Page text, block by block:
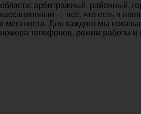
области: арбитражный, районный,
кассационный — всё, что есть в
к местности. Для каждого мы
номера телефонов, режим работы и